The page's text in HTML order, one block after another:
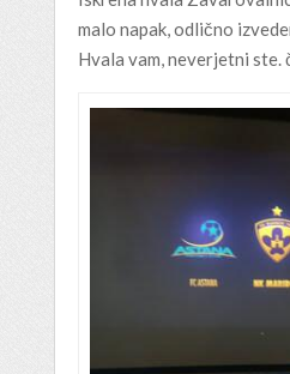
malo napak, odlično
Hvala vam, neverjetni ste.